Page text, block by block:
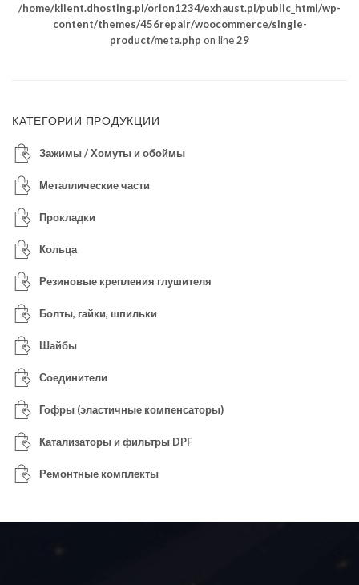
/home/klient.dhosting.pl/orion1234/exhaust.pl/public_html/wp-
content/themes/456repair/woocommerce/single-
product/meta.php on line29
КАТЕГОРИИ ПРОДУКЦИИ
Зажимы / Хомуты и обоймы
Металлические части
Прокладки
Кольца
Резиновые крепления глушителя
Болты, гайки, шпильки
Шайбы
Соединители
Гофры (эластичные компенсаторы)
Катализаторы и фильтры DPF
Ремонтные комплекты